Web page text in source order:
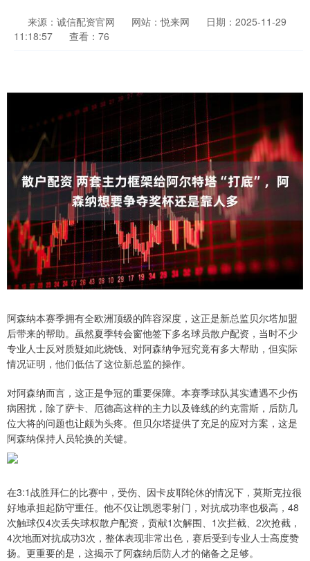
来源：诚信配资官网 网站：悦来网
日期：2025-11-29
11:18:57
查看：76
阿森纳本赛季拥有全欧洲顶级的阵容深度，这正是新总监贝尔塔加盟
后带来的帮助。虽然夏季转会窗他签下多名球员散户配资，当时不少
专业人士反对质疑如此烧钱、对阿森纳争冠究竟有多大帮助，但实际
情况证明，他们低估了这位新总监的操作。
对阿森纳而言，这正是争冠的重要保障。本赛季球队其实遭遇不少伤
病困扰，除了萨卡、厄德高这样的主力以及锋线的约克雷斯，后防几
位大将的问题也让颇为头疼。但贝尔塔提供了充足的应对方案，这是
阿森纳保持人员轮换的关键。
在3:1战胜拜仁的比赛中，受伤、因卡皮耶轮休的情况下，莫斯克拉很
好地承担起防守重任。他不仅让凯恩零射门，对抗成功率也极高，48
次触球仅4次丢失球权散户配资，贡献1次解围、1次拦截、2次抢截，
4次地面对抗成功3次，整体表现非常出色，赛后受到专业人士高度赞
扬。更重要的是，这揭示了阿森纳后防人才的储备之足够。